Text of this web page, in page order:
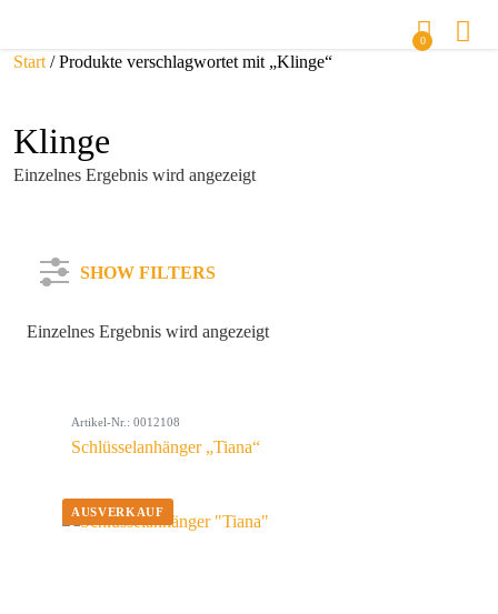
0
Start / Produkte verschlagwortet mit „Klinge“
Klinge
Einzelnes Ergebnis wird angezeigt
SHOW FILTERS
Farbe
Material
Einzelnes Ergebnis wird angezeigt
Artikel-Nr.: 0012108
Schlüsselanhänger „Tiana“